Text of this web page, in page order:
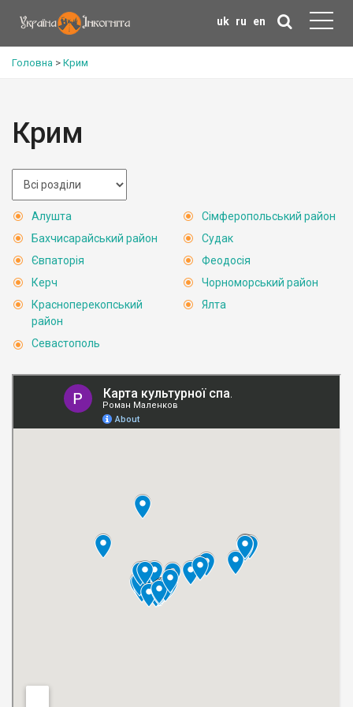
uk ru en
Головна > Крим
Крим
Алушта
Бахчисарайський район
Євпаторія
Керч
Красноперекопський
район
Севастополь
Сімферопольський район
Судак
Феодосія
Чорноморський район
Ялта